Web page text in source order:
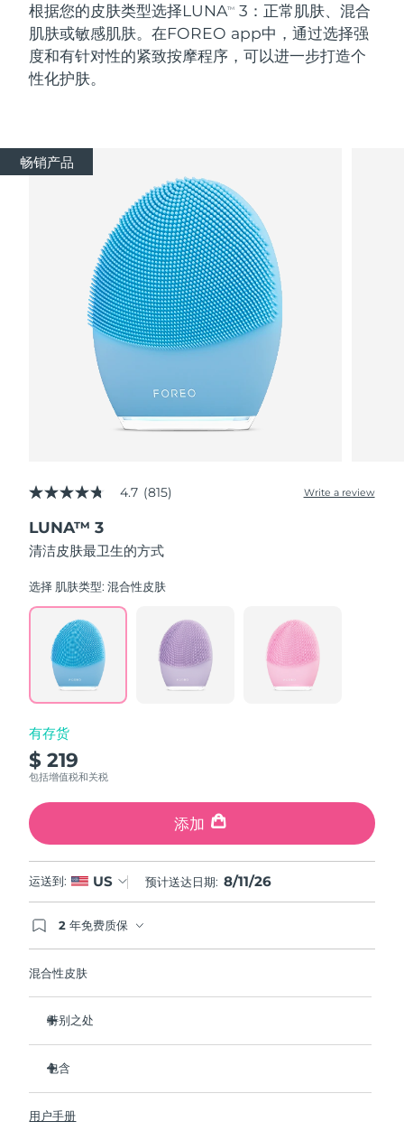
根据您的皮肤类型选择LUNATM
3：正常肌肤、混合
肌肤或敏感肌肤。在FOREO app中，通过选择强
度和有针对性的紧致按摩程序，可以进一步打造个
性化护肤。
畅销产品
4.7
of
5
stars,
rating
Read
Reviews.
Same
page
link.
4.7 (815) Write a review
LUNA™ 3
清洁皮肤最卫生的方式
选择 肌肤类型:混合性皮肤
有存货
$ 219
包括增值税和关税
添加
运送到: US 预计送达日期: 8/11/26
2 年免费质保
混合性皮肤
特别之处
物。
清除毛孔深处的杂质，减少爆痘的可能。
抚平细纹，帮助放松面部肌肉紧张点。
包含
USB 充电线
用户手册